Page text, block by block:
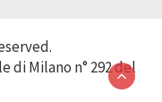
di Milano n° 292 del